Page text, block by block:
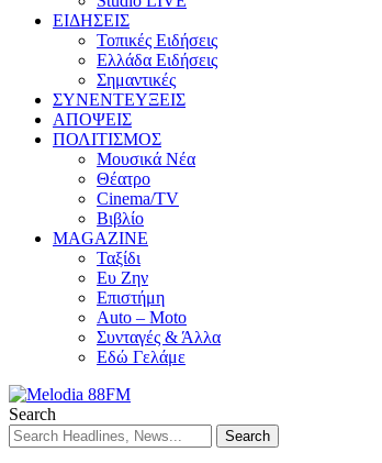
ΕΙΔΗΣΕΙΣ
Τοπικές Ειδήσεις
Ελλάδα Ειδήσεις
Σημαντικές
ΣΥΝΕΝΤΕΥΞΕΙΣ
ΑΠΟΨΕΙΣ
ΠΟΛΙΤΙΣΜΟΣ
Μουσικά Νέα
Θέατρο
Cinema/TV
Βιβλίο
MAGAZINE
Ταξίδι
Ευ Ζην
Επιστήμη
Auto – Moto
Συνταγές & Άλλα
Εδώ Γελάμε
Search